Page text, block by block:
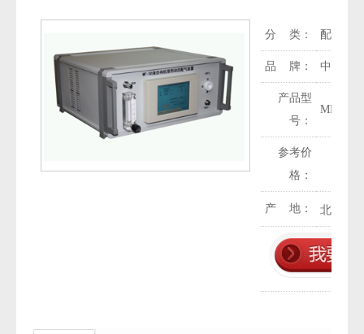
分 类： 配气仪
品 牌： 中科环
产品型
号：
MF-3D
参考价
格：
产 地： 北京